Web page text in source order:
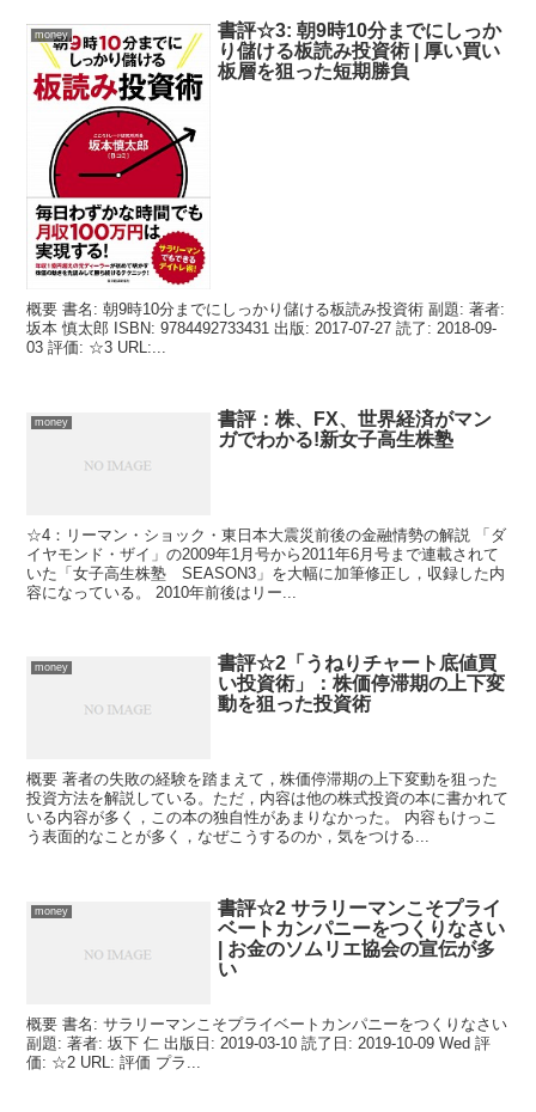
money
書評☆3: 朝9時10分までにしっか
り儲ける板読み投資術 | 厚い買い
板層を狙った短期勝負
概要 書名: 朝9時10分までにしっかり儲ける板読み投資術 副題: 著者:
坂本 慎太郎 ISBN: 9784492733431 出版: 2017-07-27 読了: 2018-09-
03 評価: ☆3 URL:...
money
書評：株、FX、世界経済がマン
ガでわかる!新女子高生株塾
☆4：リーマン・ショック・東日本大震災前後の金融情勢の解説 「ダ
イヤモンド・ザイ」の2009年1月号から2011年6月号まで連載されて
いた「女子高生株塾 SEASON3」を大幅に加筆修正し，収録した内
容になっている。 2010年前後はリー...
money
書評☆2「うねりチャート底値買
い投資術」：株価停滞期の上下変
動を狙った投資術
概要 著者の失敗の経験を踏まえて，株価停滞期の上下変動を狙った
投資方法を解説している。ただ，内容は他の株式投資の本に書かれて
いる内容が多く，この本の独自性があまりなかった。 内容もけっこ
う表面的なことが多く，なぜこうするのか，気をつける...
money
書評☆2 サラリーマンこそプライ
ベートカンパニーをつくりなさい
| お金のソムリエ協会の宣伝が多
い
概要 書名: サラリーマンこそプライベートカンパニーをつくりなさい
副題: 著者: 坂下 仁 出版日: 2019-03-10 読了日: 2019-10-09 Wed 評
価: ☆2 URL: 評価 プラ...